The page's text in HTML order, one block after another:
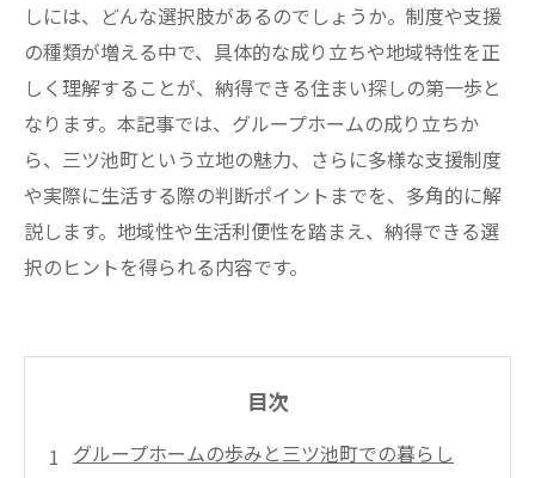
しには、どんな選択肢があるのでしょうか。制度や支援
の種類が増える中で、具体的な成り立ちや地域特性を正
しく理解することが、納得できる住まい探しの第一歩と
なります。本記事では、グループホームの成り立ちか
ら、三ツ池町という立地の魅力、さらに多様な支援制度
や実際に生活する際の判断ポイントまでを、多角的に解
説します。地域性や生活利便性を踏まえ、納得できる選
択のヒントを得られる内容です。
目次
グループホームの歩みと三ツ池町での暮らし